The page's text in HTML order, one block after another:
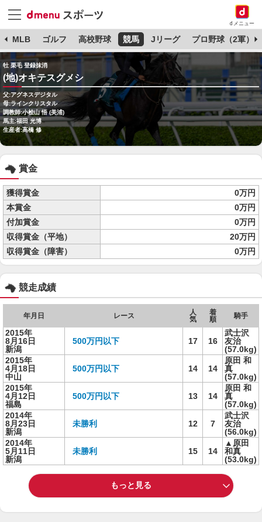
dメニュー
MLB ゴルフ 高校野球 競馬 Jリーグ プロ野球（2軍）
牡 栗毛 登録抹消
(地)オキテスグメシ
父:アグネスデジタル
母:ラインクリスタル
調教師:小桧山 悟 (美浦)
馬主:福田 光博
生産者:高橋 修
賞金
獲得賞金
0万円
本賞金
0万円
付加賞金
0万円
収得賞金（平地）
20万円
収得賞金（障害）
0万円
競走成績
年月日 レース
人
気
着
順
騎手
2015年
8月16日
新潟
500万円以下 17 16
武士沢
友治
(57.0kg)
2015年
4月18日
中山
500万円以下 14 14
原田 和
真
(57.0kg)
2015年
4月12日
福島
500万円以下 13 14
原田 和
真
(57.0kg)
2014年
8月23日
新潟
未勝利 12 7
武士沢
友治
(56.0kg)
2014年
5月11日
新潟
未勝利 15 14
▲原田
和真
(53.0kg)
もっと見る